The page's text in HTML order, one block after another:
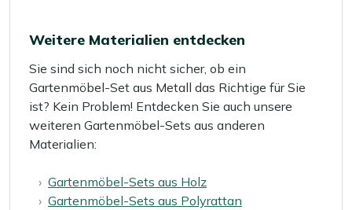
Weitere Materialien entdecken
Sie sind sich noch nicht sicher, ob ein
Gartenmöbel-Set aus Metall das Richtige für Sie
ist? Kein Problem! Entdecken Sie auch unsere
weiteren Gartenmöbel-Sets aus anderen
Materialien:
Gartenmöbel-Sets aus Holz
Gartenmöbel-Sets aus Polyrattan